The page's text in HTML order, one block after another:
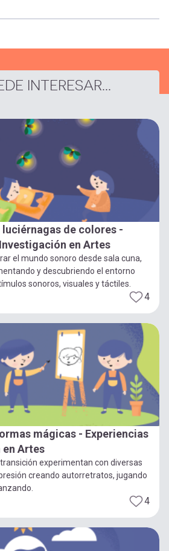
INTERESAR...
de colores -
en Artes
el mundo sonoro desde sala cuna,
y descubriendo el entorno
sonoros, visuales y táctiles.
4
mágicas - Experiencias
Artes
experimentan con diversas
creando autorretratos, jugando
4